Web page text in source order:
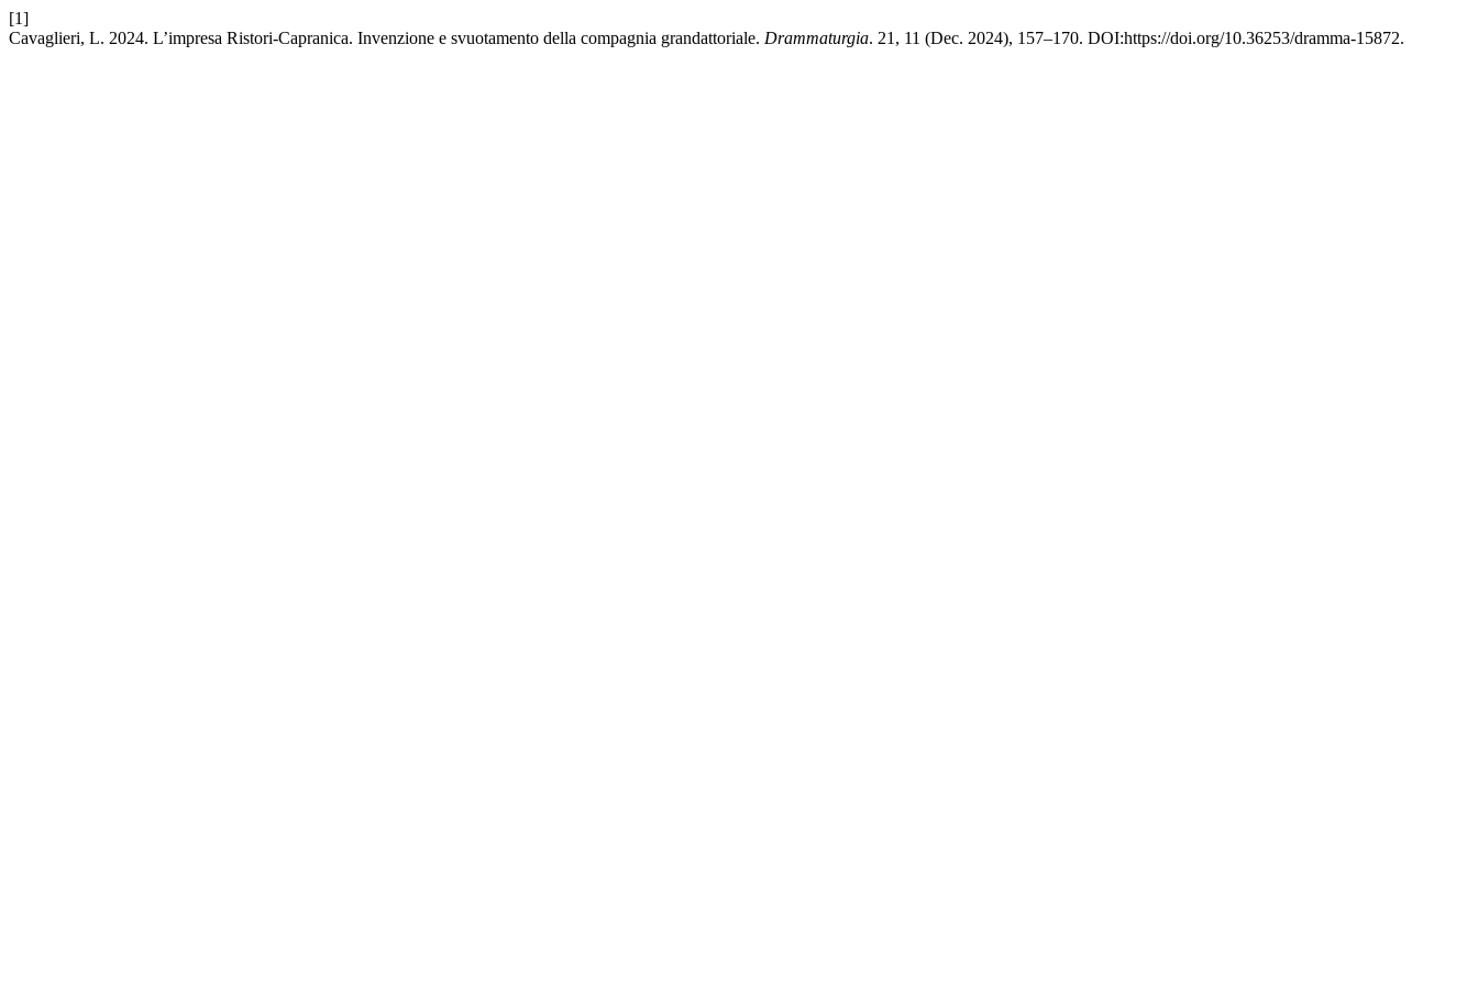
[1]
Cavaglieri, L. 2024. L’impresa Ristori-Capranica. Invenzione e svuotamento della compagnia grandattoriale. Drammaturgia. 21, 11 (Dec. 2024), 157–170. DOI:https://doi.org/10.36253/dramma-15872.